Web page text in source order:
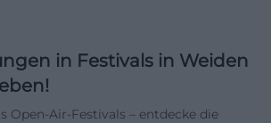
in Festivals in Weiden
Open-Air-Festivals – entdecke die